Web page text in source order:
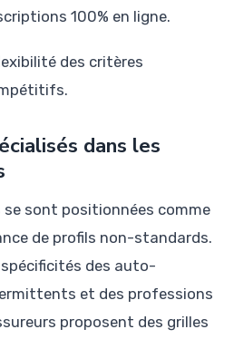
100% en ligne.
des critères
dans les
sont positionnées comme
de profils non-standards.
des auto-
et des professions
proposent des grilles